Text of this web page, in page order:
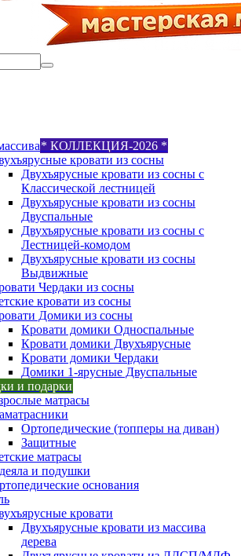
* КОЛЛЕКЦИЯ-2026 *
кровати из сосны
Двухъярусные кровати из сосны с
Классической лестницей
Двухъярусные кровати из сосны
Двуспальные
Двухъярусные кровати из сосны с
Лестницей-комодом
Двухъярусные кровати из сосны
Выдвижные
Чердаки из сосны
кровати из сосны
Домики из сосны
Кровати домики Односпальные
Кровати домики Двухъярусные
Кровати домики Чердаки
Домики 1-ярусные Двуспальные
и подарки
матрасы
Ортопедические (топперы на диван)
Защитные
матрасы
и подушки
основания
кровати
Двухъярусные кровати из массива
дерева